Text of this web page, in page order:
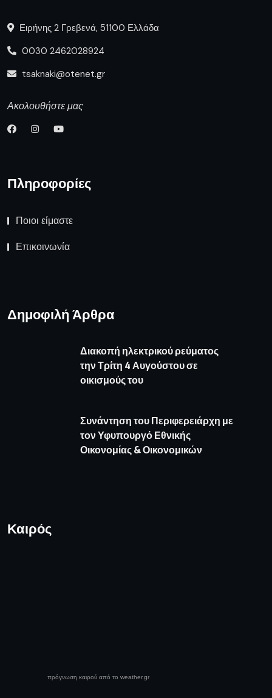
Ειρήνης 2 Γρεβενά, 51100 Ελλάδα
0030 2462028924
tsaknaki@otenet.gr
Ακολουθήστε μας
Πληροφορίες
Ποιοι είμαστε
Επικοινωνία
Δημοφιλή Άρθρα
Διακοπή ηλεκτρικού ρεύματος
την Τρίτη 4 Αυγούστου σε
οικισμούς του
Συνάντηση του Περιφερειάρχη με
τον Υφυπουργό Εθνικής
Οικονομίας & Οικονομικών
Καιρός
πρόγνωση καιρού από το weather.gr